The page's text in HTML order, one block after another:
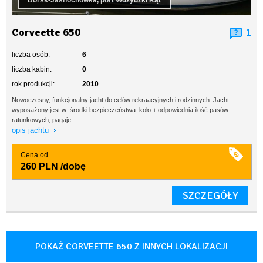
Corveette 650 1
liczba osób:
6
liczba kabin:
0
rok produkcji:
2010
Nowoczesny, funkcjonalny jacht do celów rekraacyjnych i rodzinnych. Jacht
wyposażony jest w: środki bezpieczeństwa: koło + odpowiednia ilość pasów
ratunkowych, pagaje...
opis jachtu
Cena od
260 PLN /dobę
SZCZEGÓŁY
POKAŻ CORVEETTE 650 Z INNYCH LOKALIZACJI